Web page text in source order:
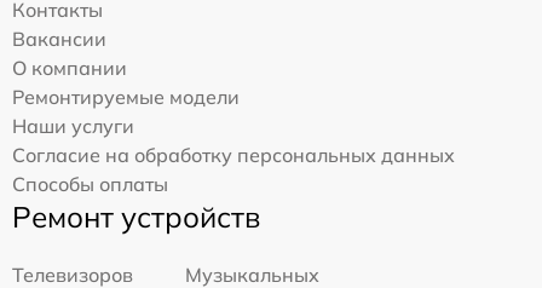
Контакты
Вакансии
О компании
Ремонтируемые модели
Наши услуги
Согласие на обработку персональных данных
Способы оплаты
Ремонт устройств
Телевизоров
Музыкальных